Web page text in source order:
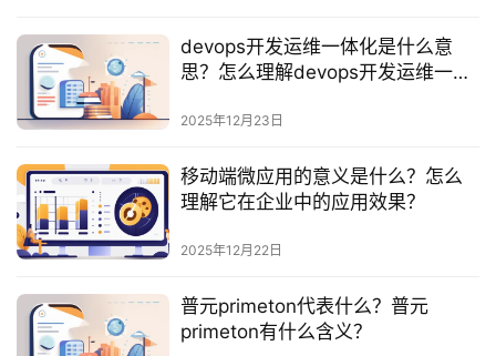
了
解
普
元
联
系
我
们
devops开发运维一体化是什么意
思？怎么理解devops开发运维一体
2025年12月23日
移动端微应用的意义是什么？怎么
理解它在企业中的应用效果？
2025年12月22日
普元primeton代表什么？普元
primeton有什么含义？